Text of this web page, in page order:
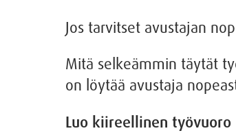
Jos tarvitset avustajan
Mitä selkeämmin täytät
on löytää avustaja
Luo kiireellinen työvuoro